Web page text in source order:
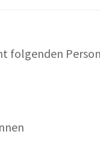
folgenden